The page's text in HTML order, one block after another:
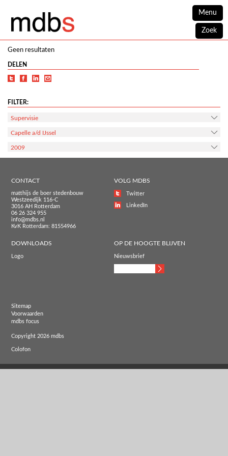
Menu
Zoek
Geen resultaten
DELEN
FILTER:
Supervisie
Capelle a/d IJssel
2009
CONTACT
matthijs de boer stedenbouw
Westzeedijk 116-C
3016 AH Rotterdam
06 26 324 955
info@mdbs.nl
KvK Rotterdam: 81554966
VOLG MDBS
Twitter
LinkedIn
DOWNLOADS
Logo
OP DE HOOGTE BLIJVEN
Nieuwsbrief
Sitemap
Voorwaarden
mdbs focus
Copyright 2026 mdbs
Colofon